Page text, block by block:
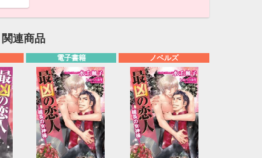
連商品
電子書籍 ノベルズ